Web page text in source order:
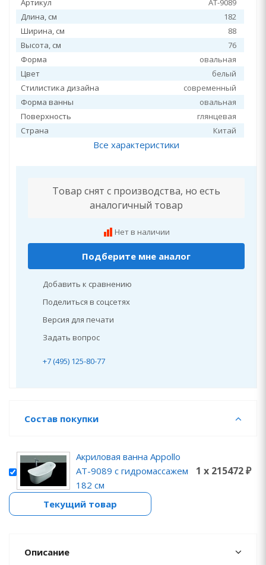
Артикул
AT-9089
Длина, см
182
Ширина, см
88
Высота, см
76
Форма
овальная
Цвет
белый
Стилистика дизайна
современный
Форма ванны
овальная
Поверхность
глянцевая
Страна
Китай
Все характеристики
Товар снят с производства, но есть
аналогичный товар
Нет в наличии
Подберите мне аналог
Добавить к сравнению
Поделиться в соцсетях
Версия для печати
Задать вопрос
+7 (495) 125-80-77
Состав покупки
Акриловая ванна Appollo
AT-9089 с гидромассажем
182 см
1 x 215472 ₽
Текущий товар
Описание